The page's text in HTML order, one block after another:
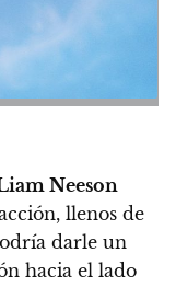
Neeson
llenos de
darle un
hacia el lado